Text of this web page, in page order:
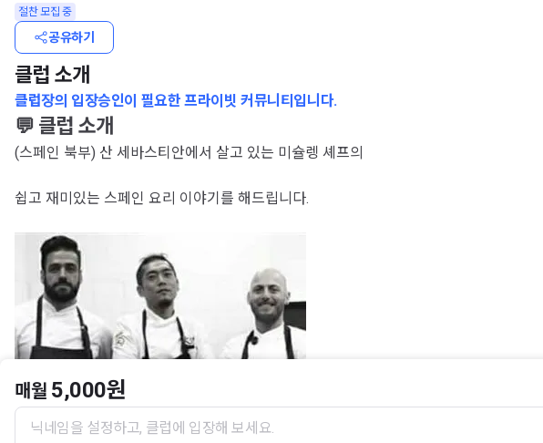
공유하기
절찬 모집 중
클럽 소개
클럽장의 입장승인이 필요한 프라이빗 커뮤니티입니다.
💬 클럽 소개
(스페인 북부) 산 세바스티안에서 살고 있는 미슐렝 셰프의
쉽고 재미있는 스페인 요리 이야기를 해드립니다.
매월 5,000원